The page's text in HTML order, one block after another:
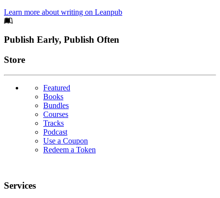
Learn more about writing on Leanpub
Footer
Publish Early, Publish Often
Links
Store
Featured
Books
Bundles
Courses
Tracks
Podcast
Use a Coupon
Redeem a Token
Services